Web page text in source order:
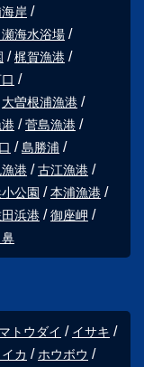
岸
海水浴場
梶賀漁港
大曽根浦漁港
菅島漁港
島勝浦
港
古江漁港
公園
本浦漁港
浜港
御座岬
マトウダイ
イサキ
カ ホウボウ